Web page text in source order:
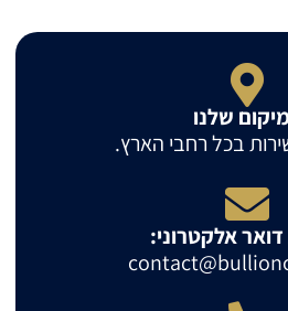
שלנו
בכל רחבי הארץ.
אלקטרוני: